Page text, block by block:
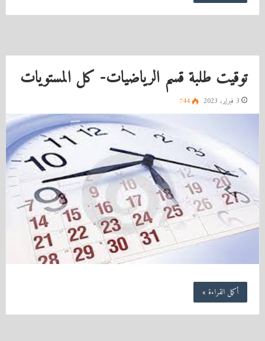
توقيت طلبة قسم الرياضيات- كل المستويات
3 فبراير، 2023 744
أكمل القراءة »